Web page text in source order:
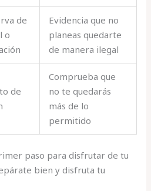
de
o
Evidencia que no
planeas quedarte
de manera ilegal
de
Comprueba que
no te quedarás
más de lo
permitido
paso para disfrutar de tu
bien y disfruta tu